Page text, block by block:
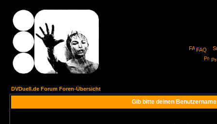
FAQ
DVDuell.de Forum Foren-Übersicht
Gib bitte deinen